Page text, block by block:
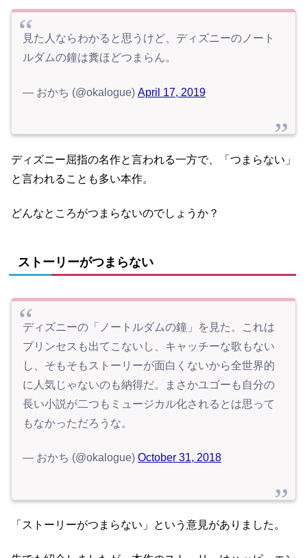
見た人ならわかると思うけど、ディズニーのノート
ルダムの鐘は糞ほどつまらん。
— おかち (@okalogue) April 17, 2019
ディズニー屈指の名作と言われる一方で、「つまらない」
と言われることも多い本作。
どんなところがつまらないのでしょうか？
ストーリーがつまらない
ディズニーの「ノートルダムの鐘」を見た。これは
プリンセスも出てこないし、キャッチーな歌もない
し、そもそもストーリーが面白くないから全世界的
に人気じゃないのも納得だ。まさかユゴーも自分の
長い小説が二つもミュージカル化されるとは思って
もなかっただろうな。
— おかち (@okalogue) October 31, 2018
「ストーリーがつまらない」という意見がありました。